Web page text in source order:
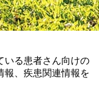
いる患者さん向けの
報、疾患関連情報を